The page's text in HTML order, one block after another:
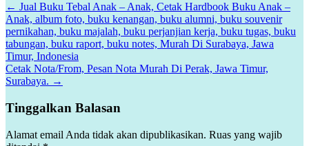
← Jual Buku Tebal Anak – Anak, Cetak Hardbook Buku Anak –
Anak, album foto, buku kenangan, buku alumni, buku souvenir
pernikahan, buku majalah, buku perjanjian kerja, buku tugas, buku
tabungan, buku raport, buku notes, Murah Di Surabaya, Jawa
Timur, Indonesia
Cetak Nota/From, Pesan Nota Murah Di Perak, Jawa Timur,
Surabaya. →
Tinggalkan Balasan
Alamat email Anda tidak akan dipublikasikan. Ruas yang wajib